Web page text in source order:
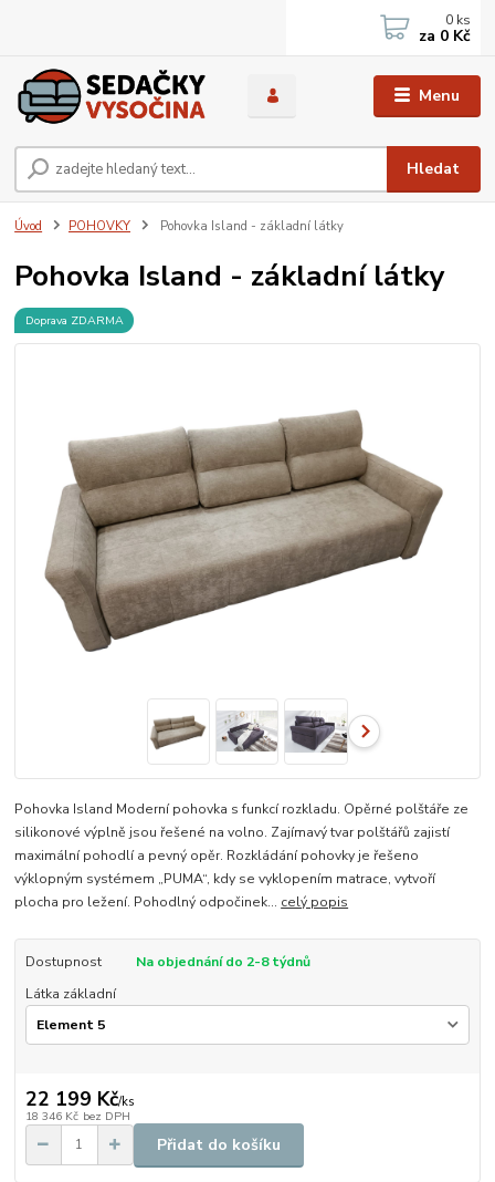
Menu
Hledat
0 ks
za 0 Kč
Úvod POHOVKY Pohovka Island - základní látky
Pohovka Island - základní látky
Doprava ZDARMA
Pohovka Island Moderní pohovka s funkcí rozkladu. Opěrné polštáře ze
silikonové výplně jsou řešené na volno. Zajímavý tvar polštářů zajistí
maximální pohodlí a pevný opěr. Rozkládání pohovky je řešeno
výklopným systémem „PUMA“, kdy se vyklopením matrace, vytvoří
plocha pro ležení. Pohodlný odpočinek... celý popis
Dostupnost
Na objednání do 2-8 týdnů
Látka základní
22 199 Kč/ks
18 346 Kč bez DPH
Přidat do košíku